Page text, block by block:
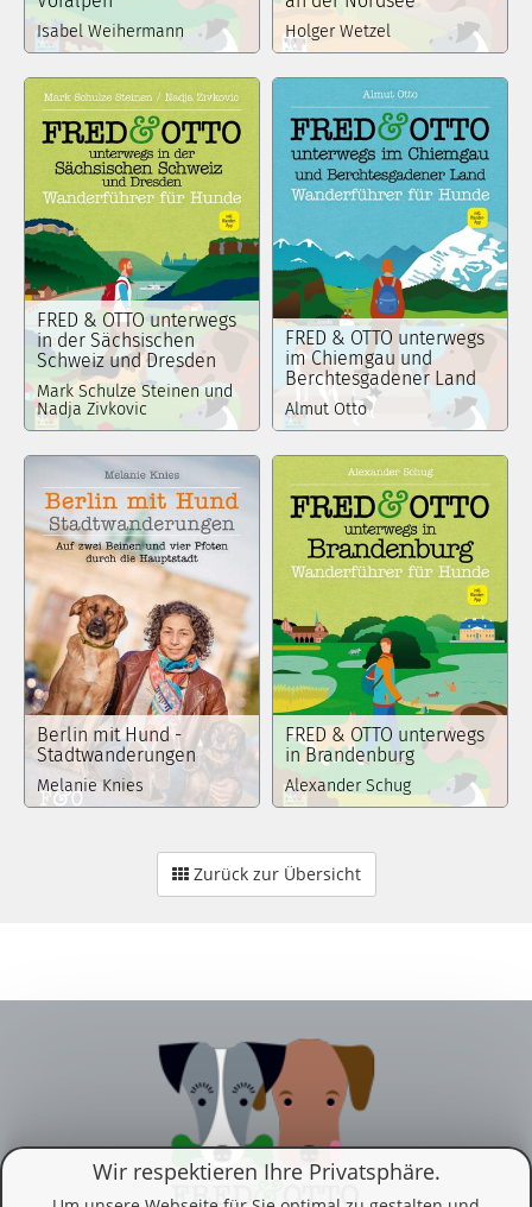
Wir respektieren Ihre Privatsphäre.
Isabel Weihermann Holger Wetzel
FRED & OTTO unterwegs
in der Sächsischen
Schweiz und Dresden
Mark Schulze Steinen und
Nadja Zivkovic
FRED & OTTO unterwegs
im Chiemgau und
Berchtesgadener Land
Almut Otto
Berlin mit Hund -
Stadtwanderungen
Melanie Knies
FRED & OTTO unterwegs
in Brandenburg
Alexander Schug
Zurück zur Übersicht